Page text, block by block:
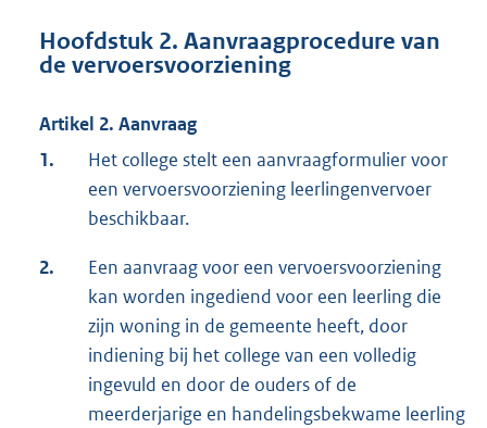
Hoofdstuk 2. Aanvraagprocedure van
de vervoersvoorziening
Artikel 2. Aanvraag
1.
Het college stelt een aanvraagformulier voor
een vervoersvoorziening leerlingenvervoer
beschikbaar.
2.
Een aanvraag voor een vervoersvoorziening
kan worden ingediend voor een leerling die
zijn woning in de gemeente heeft, door
indiening bij het college van een volledig
ingevuld en door de ouders of de
meerderjarige en handelingsbekwame leerling